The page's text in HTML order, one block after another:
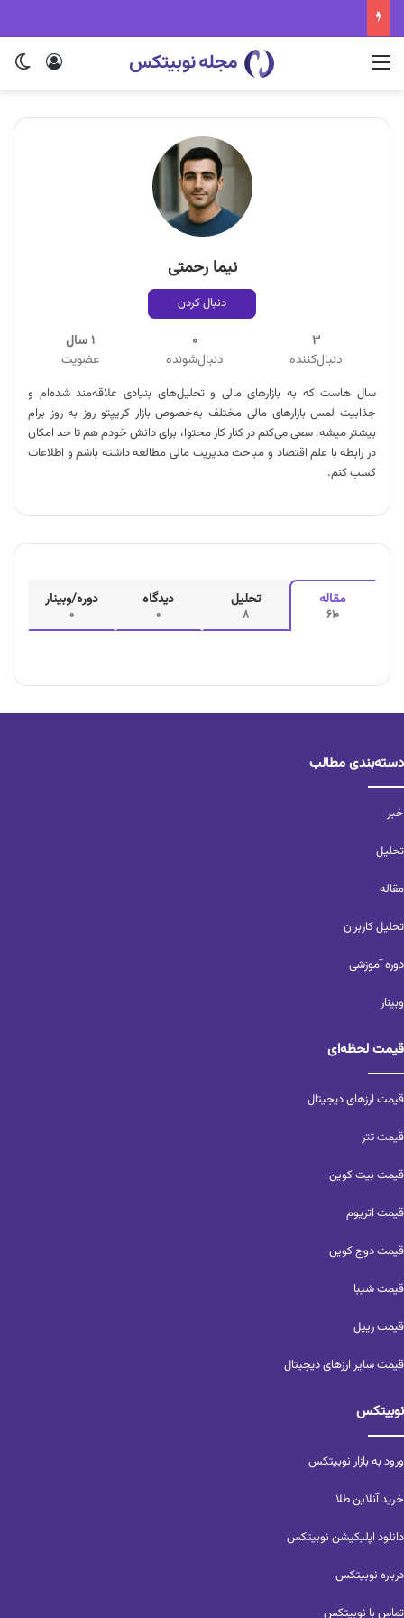
ورود منو
نیما رحمتی
دنبال کردن
3
دنبال‌کننده
0
دنبال‌شونده
1 سال
عضویت
سال هاست که به بازارهای مالی و تحلیل‌های بنیادی علاقه‌مند شده‌ام و
جذابیت لمس بازارهای مالی مختلف به‌خصوص بازار کریپتو روز به روز برام
بیشتر میشه. سعی می‌کنم در کنار کار محتوا، برای دانش خودم هم تا حد امکان
در رابطه با علم اقتصاد و مباحث مدیریت مالی مطالعه داشته باشم و اطلاعات
کسب کنم.
مقاله
610
تحلیل
8
دیدگاه
0
دوره/وبینار
0
دسته‌بندی مطالب
خبر
تحلیل‌
مقاله
تحلیل کاربران‌
دوره آموزشی
وبینار
قیمت لحظه‌ای
قیمت ارزهای دیجیتال
قیمت تتر
قیمت بیت کوین
قیمت اتریوم
قیمت دوج کوین
قیمت شیبا
قیمت ریپل
قیمت سایر ارزهای دیجیتال
نوبیتکس
ورود به بازار نوبیتکس
خرید آنلاین طلا
دانلود اپلیکیشن نوبیتکس
درباره نوبیتکس
تماس با نوبیتکس